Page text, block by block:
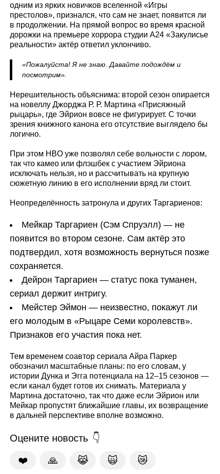
одним из ярких новичков вселенной «Игры
престолов», признался, что сам не знает, появится ли
в продолжении. На прямой вопрос во время красной
дорожки на премьере хоррора студии A24 «Закулисье
реальности» актёр ответил уклончиво.
«Пожалуйста! Я не знаю. Давайте подождём и
посмотрим».
Нерешительность объяснима: второй сезон опирается
на новеллу Джорджа Р. Р. Мартина «Присяжный
рыцарь», где Эйрион вовсе не фигурирует. С точки
зрения книжного канона его отсутствие выглядело бы
логично.
При этом HBO уже позволял себе вольности с лором,
так что камео или флэшбек с участием Эйриона
исключать нельзя, но и рассчитывать на крупную
сюжетную линию в его исполнении вряд ли стоит.
Неопределённость затронула и других Таргариенов:
Мейкар Таргариен (Сэм Спруэлл) — не
появится во втором сезоне. Сам актёр это
подтвердил, хотя возможность вернуться позже
сохраняется.
Дейрон Таргариен — статус пока туманен,
сериал держит интригу.
Мейстер Эймон — неизвестно, покажут ли
его молодым в «Рыцаре Семи королевств».
Признаков его участия пока нет.
Тем временем соавтор сериала Айра Паркер
обозначил масштабные планы: по его словам, у
истории Дунка и Эгга потенциала на 12–15 сезонов —
если канал будет готов их снимать. Материала у
Мартина достаточно, так что даже если Эйрион или
Мейкар пропустят ближайшие главы, их возвращение
в дальней перспективе вполне возможно.
Оцените новость
❤️ 🙏 😹 🙀 😿